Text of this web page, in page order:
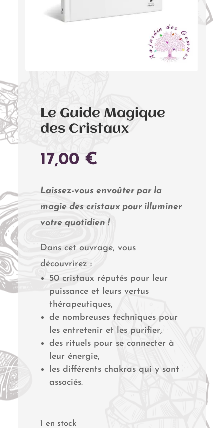
Le Guide Magique
des Cristaux
17,00 €
Laissez-vous envoûter par la
magie des cristaux pour illuminer
votre quotidien !
Dans cet ouvrage, vous
découvrirez :
50 cristaux réputés pour leur
puissance et leurs vertus
thérapeutiques,
de nombreuses techniques pour
les entretenir et les purifier,
des rituels pour se connecter à
leur énergie,
les différents chakras qui y sont
associés.
1 en stock